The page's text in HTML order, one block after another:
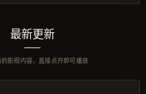
最新更新
影视内容，直接点开即可播放